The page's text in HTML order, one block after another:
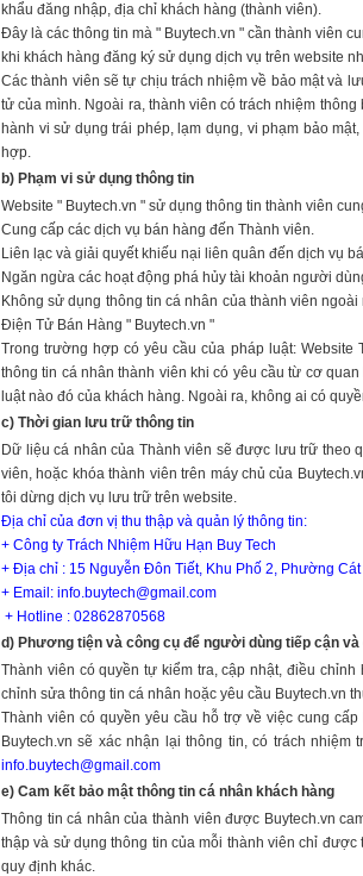
khẩu đăng nhập, địa chỉ khách hàng (thành viên).
Đây là các thông tin mà " Buytech.vn " cần thành viên
khi khách hàng đăng ký sử dụng dịch vụ trên website
Các thành viên sẽ tự chịu trách nhiệm về bảo mật và
tử của mình. Ngoài ra, thành viên có trách nhiệm
hành vi sử dụng trái phép, lạm dụng, vi phạm bảo
hợp.
b) Phạm vi sử dụng thông tin
Website " Buytech.vn " sử dụng thông tin thành viên
Cung cấp các dịch vụ bán hàng đến Thành viên.
Liên lạc và giải quyết khiếu nại liên quân đến dịch vụ
Ngăn ngừa các hoạt động phá hủy tài khoản người
Không sử dụng thông tin cá nhân của thành viên
Điện Tử Bán Hàng " Buytech.vn "
Trong trường hợp có yêu cầu của pháp luật:
thông tin cá nhân thành viên khi có yêu cầu từ cơ
luật nào đó của khách hàng. Ngoài ra, không ai có
c) Thời gian lưu trữ thông tin
Dữ liệu cá nhân của Thành viên sẽ được lưu trữ theo
viên, hoặc khóa thành viên trên máy chủ của
tôi dừng dịch vụ lưu trữ trên website.
Địa chỉ của đơn vị thu thập và quản lý thông tin:
+ Công ty Trách Nhiệm Hữu Hạn Buy Tech
+ Địa chỉ : 15 Nguyễn Đôn Tiết, Khu Phố 2, Phường
+ Email: info.buytech@gmail.com
+ Hotline : 02862870568
d) Phương tiện và công cụ để người dùng tiếp cận
Thành viên có quyền tự kiểm tra, cập nhật, điều
chỉnh sửa thông tin cá nhân hoặc yêu cầu Buytech.vn
Thành viên có quyền yêu cầu hỗ trợ về việc cung
Buytech.vn sẽ xác nhận lại thông tin, có trách
info.buytech@gmail.com
e) Cam kết bảo mật thông tin cá nhân khách hàng
Thông tin cá nhân của thành viên được Buytech.vn
thập và sử dụng thông tin của mỗi thành viên chỉ
quy định khác.